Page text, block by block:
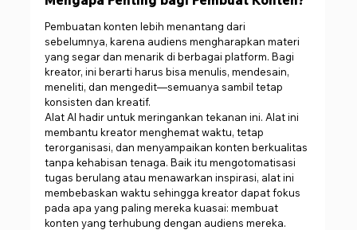
Pembuatan konten lebih menantang dari
sebelumnya, karena audiens mengharapkan materi
yang segar dan menarik di berbagai platform. Bagi
kreator, ini berarti harus bisa menulis, mendesain,
meneliti, dan mengedit—semuanya sambil tetap
konsisten dan kreatif.
Alat AI hadir untuk meringankan tekanan ini. Alat ini
membantu kreator menghemat waktu, tetap
terorganisasi, dan menyampaikan konten berkualitas
tanpa kehabisan tenaga. Baik itu mengotomatisasi
tugas berulang atau menawarkan inspirasi, alat ini
membebaskan waktu sehingga kreator dapat fokus
pada apa yang paling mereka kuasai: membuat
konten yang terhubung dengan audiens mereka.